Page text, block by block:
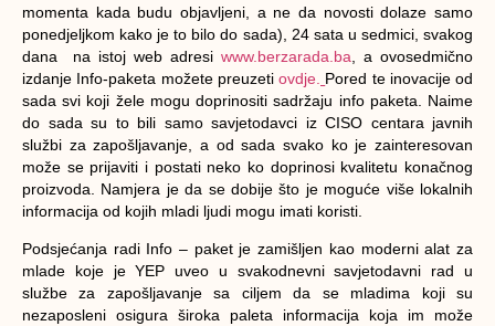
momenta kada budu objavljeni, a ne da novosti dolaze samo
ponedjeljkom kako je to bilo do sada), 24 sata u sedmici, svakog
dana na istoj web adresi www.berzarada.ba , a ovosedmično
izdanje Info-paketa možete preuzeti ovdje. Pored te inovacije od
sada svi koji žele mogu doprinositi sadržaju info paketa. Naime
do sada su to bili samo savjetodavci iz CISO centara javnih
službi za zapošljavanje, a od sada svako ko je zainteresovan
može se prijaviti i postati neko ko doprinosi kvalitetu konačnog
proizvoda. Namjera je da se dobije što je moguće više lokalnih
informacija od kojih mladi ljudi mogu imati koristi.
Podsjećanja radi Info – paket je zamišljen kao moderni alat za
mlade koje je YEP uveo u svakodnevni savjetodavni rad u
službe za zapošljavanje sa ciljem da se mladima koji su
nezaposleni osigura široka paleta informacija koja im može